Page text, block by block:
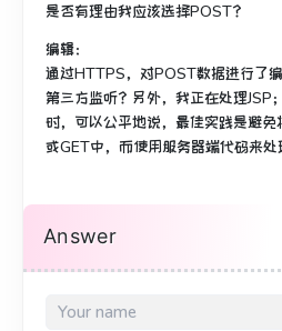
是否有理由我应该选择POST？
编辑：
通过HTTPS，对POST数据进行了
第三方监听？ 另外，我正在处理JSP；
时，可以公平地说，最佳实践是避
或GET中，而使用服务器端代码来处
Answer